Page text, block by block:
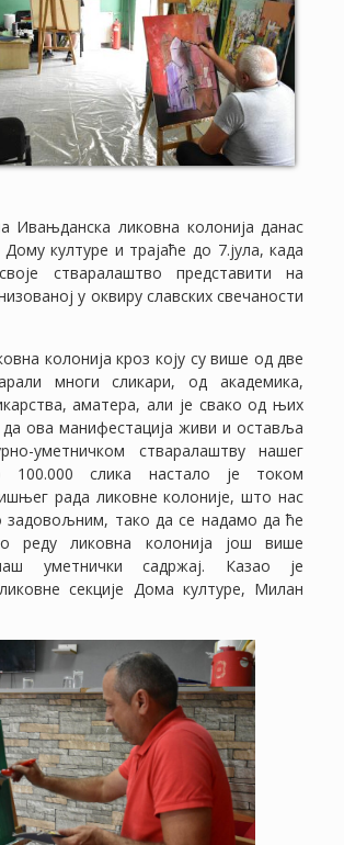
Ивањданска ликовна колонија данас
културе и трајаће до 7.јула, када
стваралаштво представити на
у оквиру славских свечаности
колонија кроз коју су више од две
многи сликари, од академика,
аматера, али је свако од њих
ова манифестација живи и оставља
уметничком стваралаштву нашег
100.000 слика настало је током
рада ликовне колоније, што нас
задовољним, тако да се надамо да ће
ликовна колонија још више
уметнички садржај. Казао је
секције Дома културе, Милан